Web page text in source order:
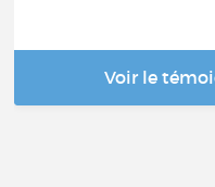
Voir le